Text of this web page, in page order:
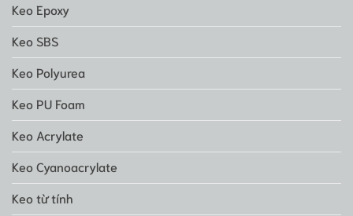
Keo Epoxy
Keo SBS
Keo Polyurea
Keo PU Foam
Keo Acrylate
Keo Cyanoacrylate
Keo từ tính